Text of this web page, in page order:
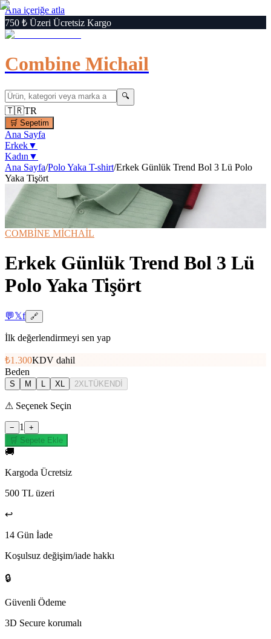
Ana içeriğe atla
750 ₺ Üzeri Ücretsiz Kargo
Combine Michail
🔍
🇹🇷TR
🛒 Sepetim
Ana Sayfa
Erkek▼
Kadın ▼
Ana Sayfa/Polo Yaka T-shirt/Erkek Günlük Trend Bol 3 Lü Polo
Yaka Tişört
1 🔍Büyüt
📦 Kargo Bedava ⚡ Hızlı Teslimat
COMBİNE MİCHAİL
Erkek Günlük Trend Bol 3 Lü
Polo Yaka Tişört
💬𝕏f 🔗
İlk değerlendirmeyi sen yap
₺1.300KDV dahil
Beden
S M XL 2XL TÜKENDİ
⚠ Seçenek Seçin
− 1
+
🛒 Sepete Ekle
🚚
Kargoda Ücretsiz
500 TL üzeri
↩️
14 Gün İade
Koşulsuz değişim/iade hakkı
🔒
Güvenli Ödeme
3D Secure korumalı